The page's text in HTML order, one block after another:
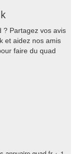
? Partagez vos avis
et aidez nos amis
faire du quad